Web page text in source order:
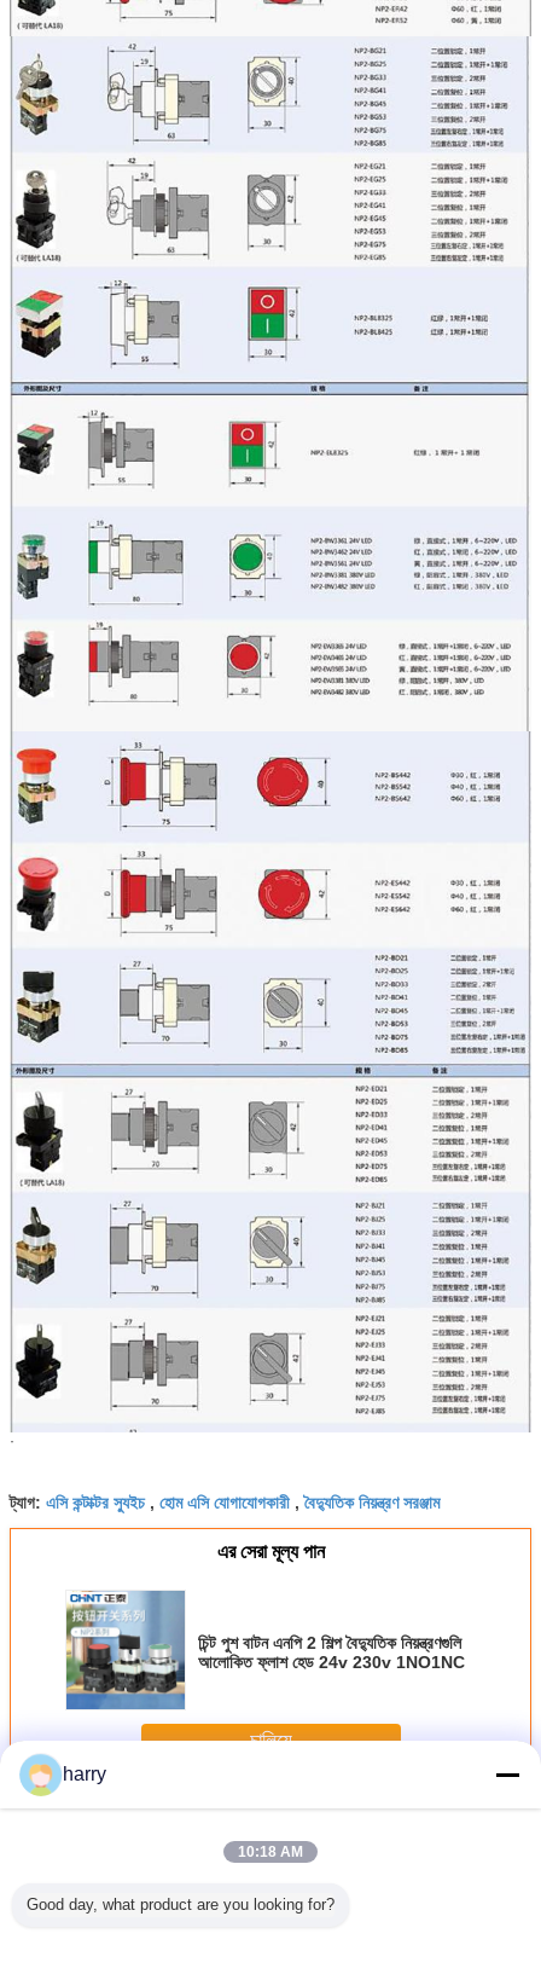
·
ট্যাগ: এসি কন্টাক্টর স্যুইচ, হোম এসি যোগাযোগকারী ,বৈদ্যুতিক নিয়ন্ত্রণ সরঞ্জাম
এর সেরা মূল্য পান
চিন্ট পুশ বাটন এনপি 2 শিল্প বৈদ্যুতিক নিয়ন্ত্রণগুলি
আলোকিত ফ্লাশ হেড 24v 230v 1NO1NC
চালিয়ে
অধিকঅটোমেশন নিয়ন্ত্রণ রিলে
harry
10:18 AM
Good day, what product are you looking for?